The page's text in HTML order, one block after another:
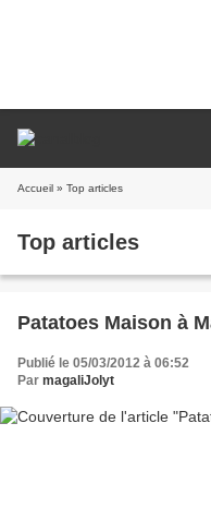
Accueil » Top articles
Top articles
Patatoes Maison à
Publié le 05/03/2012 à 06:52
Par magaliJolyt